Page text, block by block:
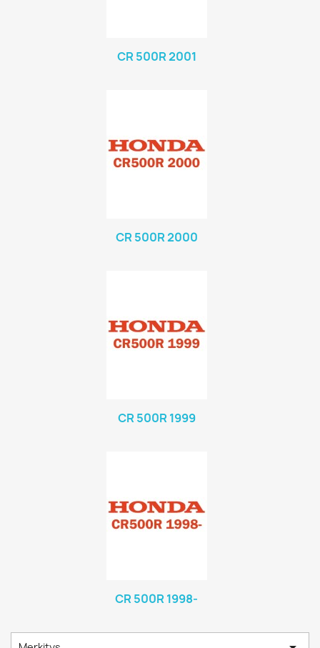
CR 500R 2001
CR 500R 2000
CR 500R 1999
CR 500R 1998-